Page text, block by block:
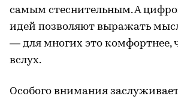
самым стеснительным. А
идей позволяют выражать
— для многих это комфортнее,
вслух.
Особого внимания